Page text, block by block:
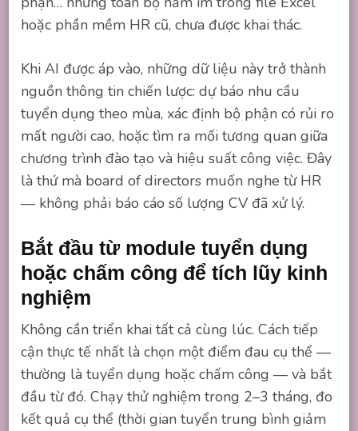
hoặc phần mềm HR cũ, chưa được khai thác.
Khi AI được áp vào, những dữ liệu này trở thành
nguồn thông tin chiến lược: dự báo nhu cầu
tuyển dụng theo mùa, xác định bộ phận có rủi ro
mất người cao, hoặc tìm ra mối tương quan giữa
chương trình đào tạo và hiệu suất công việc. Đây
là thứ mà board of directors muốn nghe từ HR
— không phải báo cáo số lượng CV đã xử lý.
Bắt đầu từ module tuyển dụng
hoặc chấm công để tích lũy kinh
nghiệm
Không cần triển khai tất cả cùng lúc. Cách tiếp
cận thực tế nhất là chọn một điểm đau cụ thể —
thường là tuyển dụng hoặc chấm công — và bắt
đầu từ đó. Chạy thử nghiệm trong 2–3 tháng, đo
kết quả cụ thể (thời gian tuyển trung bình giảm